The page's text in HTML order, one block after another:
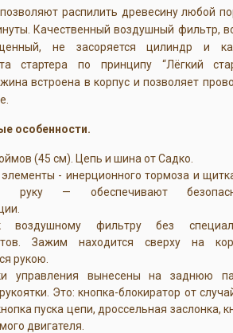
распилить древесину любой
Качественный воздушный фильтр,
не засоряется цилиндр и
стартера по принципу “Лёгкий
встроена в корпус и позволяет
особенности.
(45 см). Цепь и шина от Садко.
- инерционного тормоза и
руку — обеспечивают
воздушному фильтру без
Зажим находится сверху на
рукою.
управления вынесены на заднюю
Это: кнопка-блокиратор от
пуска цепи, дроссельная заслонка,
двигателя.